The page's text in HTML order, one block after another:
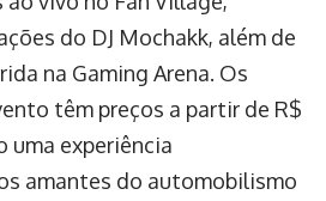
do DJ Mochakk, além de
na Gaming Arena. Os
têm preços a partir de R$
uma experiência
amantes do automobilismo